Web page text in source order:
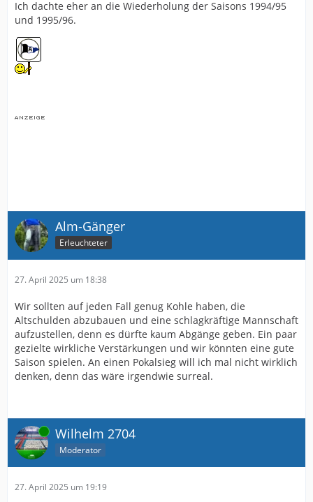
Ich dachte eher an die Wiederholung der Saisons 1994/95
und 1995/96.
Alm-Gänger
Erleuchteter
27. April 2025 um 18:38
Wir sollten auf jeden Fall genug Kohle haben, die
Altschulden abzubauen und eine schlagkräftige Mannschaft
aufzustellen, denn es dürfte kaum Abgänge geben. Ein paar
gezielte wirkliche Verstärkungen und wir könnten eine gute
Saison spielen. An einen Pokalsieg will ich mal nicht wirklich
denken, denn das wäre irgendwie surreal.
Online Wilhelm 2704
Moderator
27. April 2025 um 19:19